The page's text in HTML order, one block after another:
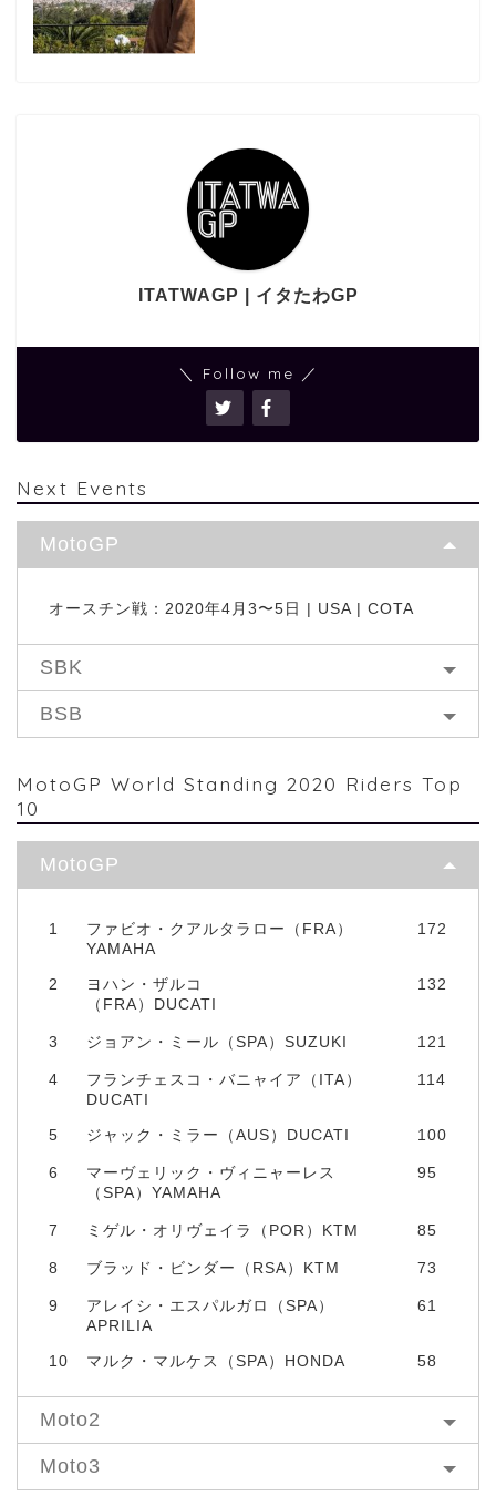
ITATWAGP | イタたわGP
＼ Follow me ／
Next Events
MotoGP
オースチン戦：2020年4月3〜5日 | USA | COTA
SBK
BSB
MotoGP World Standing 2020 Riders Top
10
MotoGP
1
ファビオ・クアルタラロー（FRA）
YAMAHA
172
2
ヨハン・ザルコ
（FRA）DUCATI
132
3 ジョアン・ミール（SPA）SUZUKI 121
4
フランチェスコ・バニャイア（ITA）
DUCATI
114
5 ジャック・ミラー（AUS）DUCATI 100
6
マーヴェリック・ヴィニャーレス
（SPA）YAMAHA
95
7 ミゲル・オリヴェイラ（POR）KTM 85
8 ブラッド・ビンダー（RSA）KTM 73
9
アレイシ・エスパルガロ（SPA）
APRILIA
61
10 マルク・マルケス（SPA）HONDA 58
Moto2
Moto3